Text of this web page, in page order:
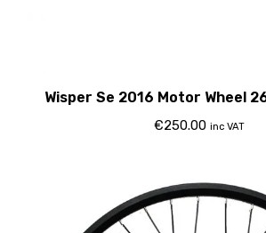
Wisper Se 2016 Motor Wheel
Compatable
€250.00 inc VAT